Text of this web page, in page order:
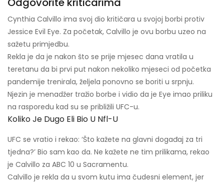
Cynthia Calvillo ima svoj dio kritičara u svojoj borbi protiv
Jessice Evil Eye. Za početak, Calvillo je ovu borbu uzeo na
sažetu primjedbu.
Rekla je da je nakon što se prije mjesec dana vratila u
teretanu da bi prvi put nakon nekoliko mjeseci od početka
pandemije trenirala, željela ponovno se boriti u srpnju.
Njezin je menadžer tražio borbe i vidio da je Eye imao priliku
na rasporedu kad su se približili UFC-u.
Koliko Je Dugo Eli Bio U Nfl-U
UFC se vratio i rekao: ‘Što kažete na glavni događaj za tri
tjedna?’ Bio sam kao da. Ne kažete ne tim prilikama, rekao
je Calvillo za ABC 10 u Sacramentu.
Calvillo je rekla da u svom kutu ima čudesni element, jer